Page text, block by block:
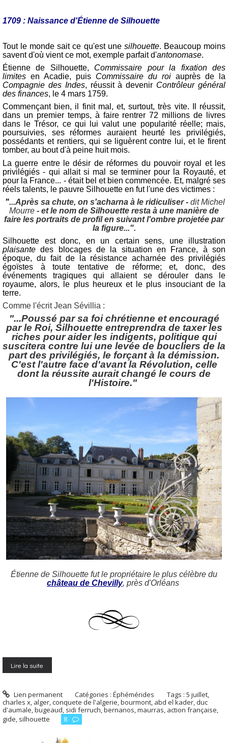
1709 : Naissance d'Étienne de Silhouette
Tout le monde sait ce qu'est une silhouette. Beaucoup moins
savent d'où vient ce mot, exemple parfait d'antonomase.
Étienne de Silhouette, Commissaire pour la fixation des
limites en Acadie, puis Commissaire du roi auprès de la
Compagnie des Indes, réussit à devenir Contrôleur général
des finances, le 4 mars 1759.
Commençant bien, il finit mal, et, surtout, très vite. Il réussit,
dans un premier temps, à faire rentrer 72 millions de livres
dans le Trésor, ce qui lui valut une popularité réelle; mais,
poursuivies, ses réformes auraient heurté les privilégiés,
possédants et rentiers, qui se liguèrent contre lui, et le firent
tomber, au bout d'à peine huit mois.
La guerre entre le désir de réformes du pouvoir royal et les
privilégiés - qui allait si mal se terminer pour la Royauté, et
pour la France... - était bel et bien commencée. Et, malgré ses
réels talents, le pauvre Silhouette en fut l'une des victimes :
"...Après sa chute, on s'acharna à le ridiculiser - dit Michel
Mourre - et le nom de Silhouette resta à une manière de
faire les portraits de profil en suivant l'ombre projetée par
la figure...".
Silhouette est donc, en un certain sens, une illustration
plaisante des blocages de la situation en France, à son
époque, du fait de la résistance acharnée des privilégiés
égoïstes à toute tentative de réforme; et, donc, des
événements tragiques qui allaient se dérouler dans le
royaume, alors, le plus heureux et le plus insouciant de la
terre.
Comme l'écrit Jean Sévillia :
"...Poussé par sa foi chrétienne et encouragé
par le Roi, Silhouette entreprendra de taxer les
riches pour aider les indigents, politique qui
suscitera contre lui une levée de boucliers de la
part des privilégiés, le forçant à la démission.
C'est l'autre face d'avant la Révolution, celle
dont la réussite aurait changé le cours de
l'Histoire."
Étienne de Silhouette fut le propriétaire le plus célèbre du
château de Chevilly, près d'Orléans
Lire la suite
Lien permanent Catégories :Éphémérides Tags :5 juillet,
charles x, alger,conquete de l'algerie,bourmont, abd el kader, duc
d'aumale,bugeaud, sidi ferruch,bernanos,maurras, action française,
gide, silhouette 8